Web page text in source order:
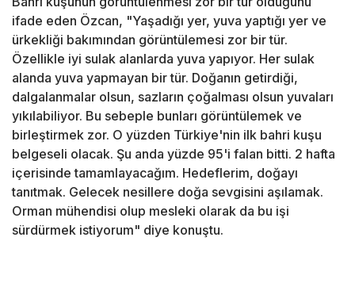
ifade eden Özcan, "Yaşadığı yer, yuva yaptığı yer ve
ürkekliği bakımından görüntülemesi zor bir tür.
Özellikle iyi sulak alanlarda yuva yapıyor. Her sulak
alanda yuva yapmayan bir tür. Doğanın getirdiği,
dalgalanmalar olsun, sazların çoğalması olsun yuvaları
yıkılabiliyor. Bu sebeple bunları görüntülemek ve
birleştirmek zor. O yüzden Türkiye'nin ilk bahri kuşu
belgeseli olacak. Şu anda yüzde 95'i falan bitti. 2 hafta
içerisinde tamamlayacağım. Hedeflerim, doğayı
tanıtmak. Gelecek nesillere doğa sevgisini aşılamak.
Orman mühendisi olup mesleki olarak da bu işi
sürdürmek istiyorum" diye konuştu.